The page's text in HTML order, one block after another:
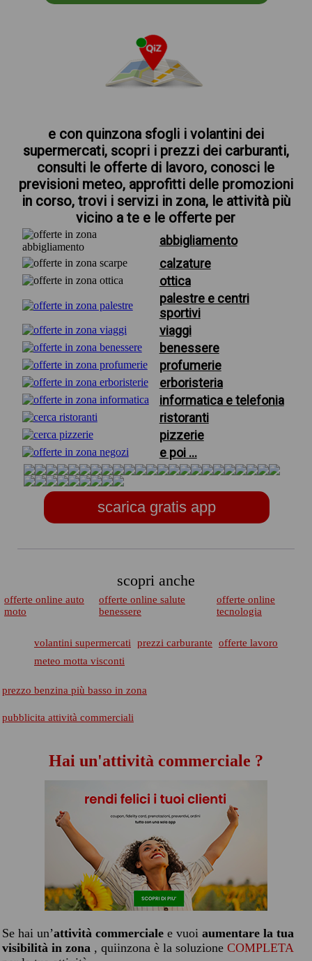
e con quinzona sfogli i volantini dei
supermercati, scopri i prezzi dei carburanti,
consulti le offerte di lavoro, conosci le
previsioni meteo, approfitti delle promozioni
in corso, trovi i servizi in zona, le attività più
vicino a te e le offerte per
abbigliamento
calzature
ottica
palestre e centri
sportivi
viaggi
benessere
profumerie
erboristeria
informatica e telefonia
ristoranti
pizzerie
e poi ...
scarica gratis app
scopri anche
offerte online auto
moto
offerte online salute
benessere
offerte online
tecnologia
volantini supermercati prezzi carburante
offerte lavoro
meteo motta visconti
prezzo benzina più basso in zona
pubblicita attività commerciali
Hai un'attività commerciale ?
Se hai un’attività commerciale e vuoi aumentare la tua
visibilità in zona , quiinzona è la soluzione COMPLETA